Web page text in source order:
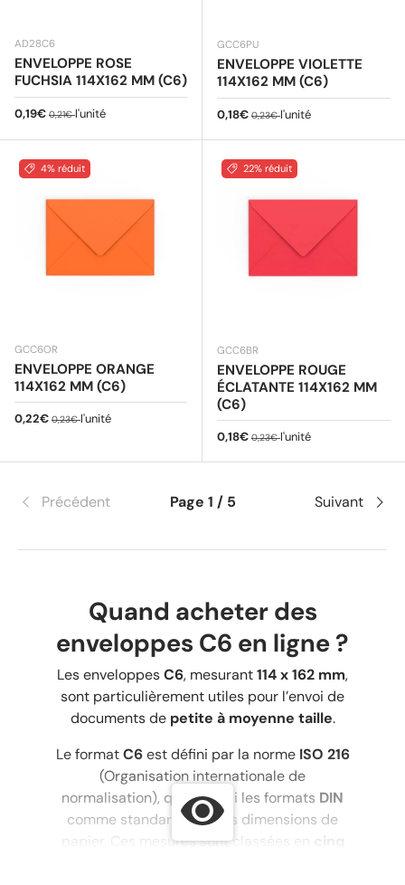
AD28C6
ENVELOPPE ROSE
FUCHSIA 114X162 MM (C6)
Prix soldé
0,19€ Prix habituel
0,21€l'unité
GCC6PU
ENVELOPPE VIOLETTE
114X162 MM (C6)
Prix soldé
0,18€ Prix habituel
0,23€l'unité
4% réduit
GCC6OR
ENVELOPPE ORANGE
114X162 MM (C6)
Prix soldé
0,22€ Prix habituel
0,23€l'unité
22% réduit
GCC6BR
ENVELOPPE ROUGE
ÉCLATANTE 114X162 MM
(C6)
Prix soldé
0,18€ Prix habituel
0,23€l'unité
Précédent Page 1 / 5 Suivant
Quand acheter des
enveloppes C6 en ligne ?
Les enveloppesC6, mesurant114 x 162 mm,
sont particulièrement utiles pour l’envoi de
documents de petite à moyenne taille.
Le formatC6est défini par la norme ISO 216
(Organisation internationale de
normalisation), qui a établi les formats DIN
comme standard pour les dimensions de
papier. Ces mesures sont classées en
cinq